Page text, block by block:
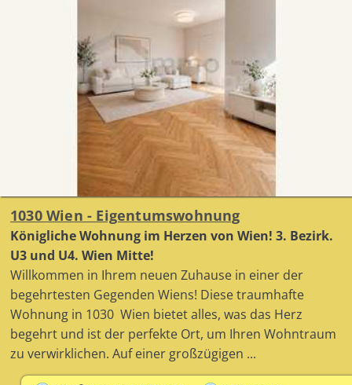
1030 Wien - Eigentumswohnung
Königliche Wohnung im Herzen von Wien! 3. Bezirk.
U3 und U4. Wien Mitte!
Willkommen in Ihrem neuen Zuhause in einer der
begehrtesten Gegenden Wiens! Diese traumhafte
Wohnung in 1030 Wien bietet alles, was das Herz
begehrt und ist der perfekte Ort, um Ihren Wohntraum
zu verwirklichen. Auf einer großzügigen ...